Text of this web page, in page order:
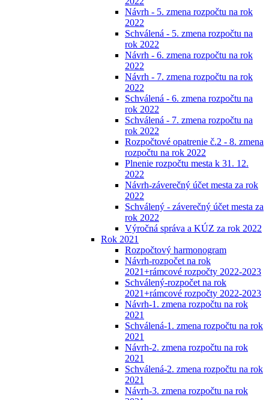
Návrh - 5. zmena rozpočtu na rok
2022
Schválená - 5. zmena rozpočtu na
rok 2022
Návrh - 6. zmena rozpočtu na rok
2022
Návrh - 7. zmena rozpočtu na rok
2022
Schválená - 6. zmena rozpočtu na
rok 2022
Schválená - 7. zmena rozpočtu na
rok 2022
Rozpočtové opatrenie č.2 - 8. zmena
rozpočtu na rok 2022
Plnenie rozpočtu mesta k 31. 12.
2022
Návrh-záverečný účet mesta za rok
2022
Schválený - záverečný účet mesta za
rok 2022
Výročná správa a KÚZ za rok 2022
Rok 2021
Rozpočtový harmonogram
Návrh-rozpočet na rok
2021+rámcové rozpočty 2022-2023
Schválený-rozpočet na rok
2021+rámcové rozpočty 2022-2023
Návrh-1. zmena rozpočtu na rok
2021
Schválená-1. zmena rozpočtu na rok
2021
Návrh-2. zmena rozpočtu na rok
2021
Schválená-2. zmena rozpočtu na rok
2021
Návrh-3. zmena rozpočtu na rok